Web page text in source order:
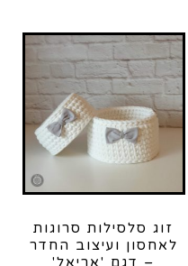
זוג סלסילות סרוגות
לאחסון ועיצוב החדר
– דגם 'אריאל'